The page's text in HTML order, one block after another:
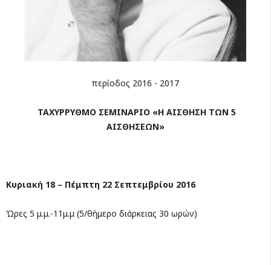
περίοδος 2016 - 2017
ΤΑΧΥΡΡΥΘΜΟ ΣΕΜΙΝΑΡΙΟ «Η ΑΙΣΘΗΣΗ ΤΩΝ 5
ΑΙΣΘΗΣΕΩΝ»
Κυριακή 18 – Πέμπτη 22 Σεπτεμβρίου 2016
Ώρες 5 μ.μ.-11μ.μ (5/θήμερο διάρκειας 30 ωρών)